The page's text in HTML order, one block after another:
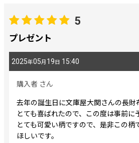
画像:
並び順:
5
プレゼント
2025年05月 19 日 15:40
購入者 さん
去年の誕生日に文庫屋大関さんの長財
とても喜ばれたので、この度は事前に
とても可愛い柄ですので、是非この柄
ほしいです。